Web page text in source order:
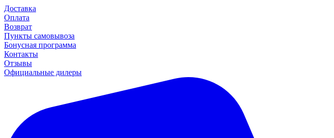
Доставка
Оплата
Возврат
Пункты самовывоза
Бонусная программа
Контакты
Отзывы
Официальные дилеры